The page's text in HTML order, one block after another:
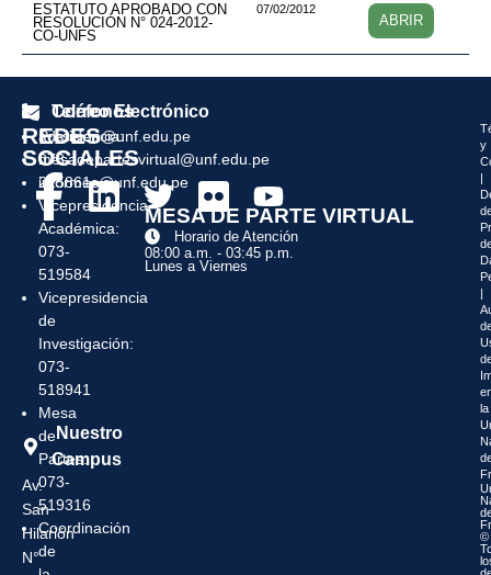
ESTATUTO APROBADO CON
RESOLUCIÓN N° 024-2012-
CO-UNFS
07/02/2012
ABRIR
REDES
SOCIALES
Nuestro
Campus
Av.
San
Hilarión
N°
Teléfonos
Presidencia:
073-
215861
Vicepresidencia
Académica:
073-
519584
Vicepresidencia
de
Investigación:
073-
518941
Mesa
de
Partes:
073-
519316
Coordinación
de
Correo Electrónico
admision@unf.edu.pe
mesadepartesvirtual@unf.edu.pe
informes@unf.edu.pe
MESA DE PARTE VIRTUAL
Horario de Atención
08:00 a.m. - 03:45 p.m.
Lunes a Viernes
y
|
|
la
©